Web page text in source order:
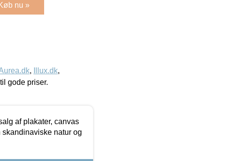
nu »
, Illux.dk,
gode priser.
af plakater, canvas
natur og